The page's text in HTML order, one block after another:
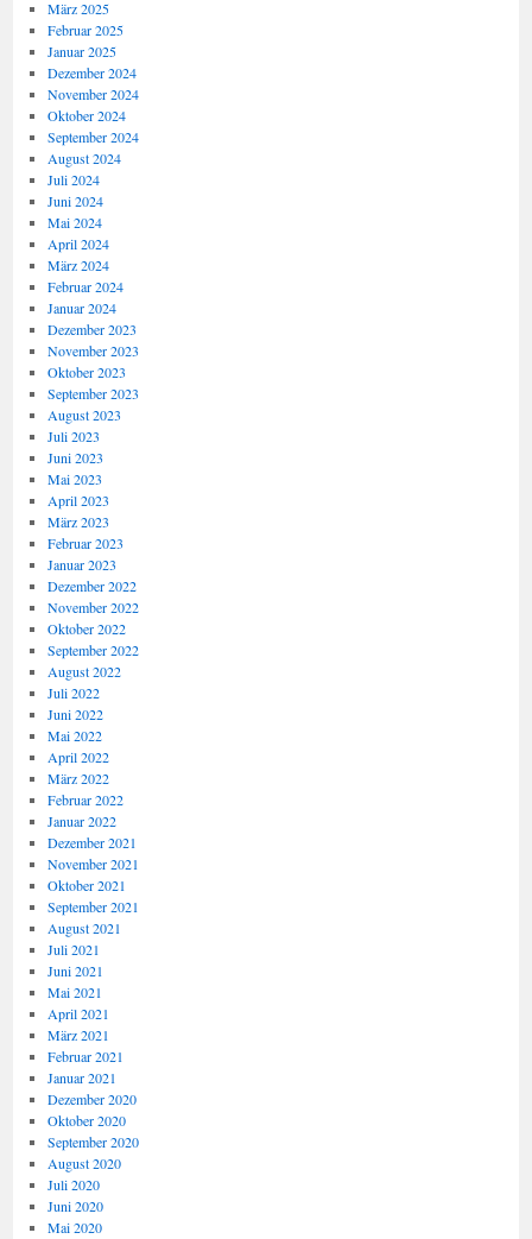
März 2025
Februar 2025
Januar 2025
Dezember 2024
November 2024
Oktober 2024
September 2024
August 2024
Juli 2024
Juni 2024
Mai 2024
April 2024
März 2024
Februar 2024
Januar 2024
Dezember 2023
November 2023
Oktober 2023
September 2023
August 2023
Juli 2023
Juni 2023
Mai 2023
April 2023
März 2023
Februar 2023
Januar 2023
Dezember 2022
November 2022
Oktober 2022
September 2022
August 2022
Juli 2022
Juni 2022
Mai 2022
April 2022
März 2022
Februar 2022
Januar 2022
Dezember 2021
November 2021
Oktober 2021
September 2021
August 2021
Juli 2021
Juni 2021
Mai 2021
April 2021
März 2021
Februar 2021
Januar 2021
Dezember 2020
Oktober 2020
September 2020
August 2020
Juli 2020
Juni 2020
Mai 2020